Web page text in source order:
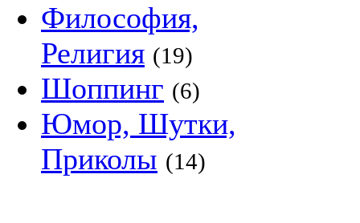
Философия,
Религия (19)
Шоппинг (6)
Юмор, Шутки,
Приколы (14)